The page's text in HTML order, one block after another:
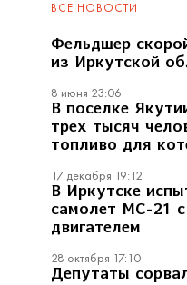
ВСЕ НОВОСТИ
Фельдшер
из Иркутской
8 июня 23:06
В поселке
трех тысяч
топливо для
17 декабря 19:12
В Иркутске
самолет МС-21 с
двигателем
28 октября 17:10
Депутаты